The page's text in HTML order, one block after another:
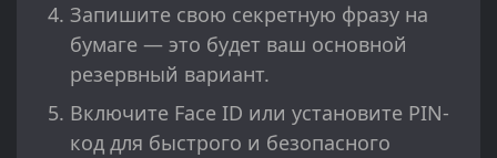
Запишите свою секретную фразу на
бумаге — это будет ваш основной
резервный вариант.
Включите Face ID или установите PIN-
код для быстрого и безопасного